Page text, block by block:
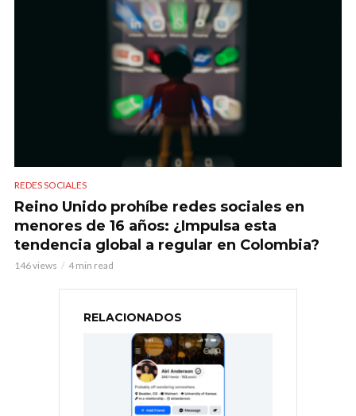
REDES SOCIALES
Reino Unido prohíbe redes sociales en
menores de 16 años: ¿Impulsa esta
tendencia global a regular en Colombia?
146 views 4 min read
RELACIONADOS